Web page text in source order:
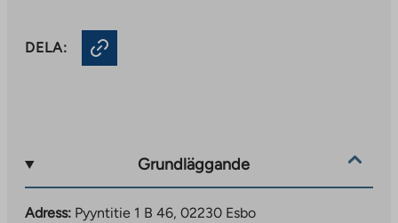
new
DELA:
Grundläggande
Adress: Pyyntitie 1 B 46, 02230 Esbo